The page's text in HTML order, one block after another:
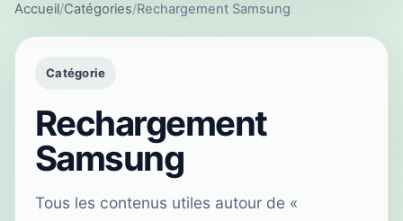
Accueil/Catégories/Rechargement Samsung
Catégorie
Rechargement
Samsung
Tous les contenus utiles autour de «